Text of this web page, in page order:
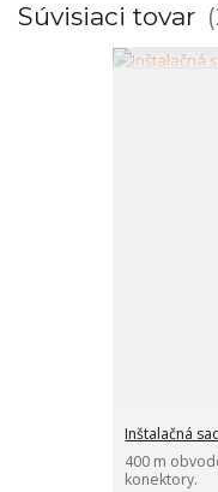
Súvisiaci tovar
Inštalačná
400 m
konektory.